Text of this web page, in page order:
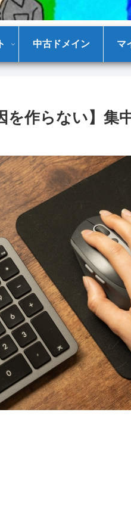
中古ドメイン マ
を作らない】